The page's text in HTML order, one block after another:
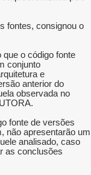
fontes, consignou o
o código fonte
conjunto
e
anterior do
observada no
fonte de versões
não apresentarão um
analisado, caso
as conclusões